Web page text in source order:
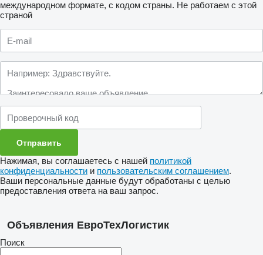
международном формате, с кодом страны. Не работаем с этой
страной
Нажимая, вы соглашаетесь с нашей политикой
конфиденциальности и пользовательским соглашением.
Ваши персональные данные будут обработаны с целью
предоставления ответа на ваш запрос.
Объявления ЕвроТехЛогистик
Поиск